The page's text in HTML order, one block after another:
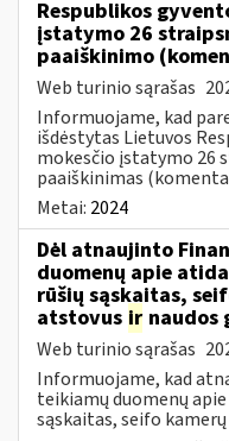
Respublikos
įstatymo 26
paaiškinimo
Web turinio sąrašas
Informuojame, kad
išdėstytas Lietuvos
mokesčio įstatymo 26
paaiškinimas
Metai: 2024
Dėl atnaujinto
duomenų apie
rūšių sąskaitas,
atstovus ir naudos
Web turinio sąrašas
Informuojame, kad
teikiamų duomenų
sąskaitas, seifo